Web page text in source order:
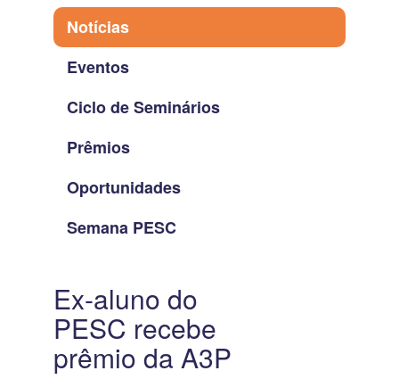
Notícias
Eventos
Ciclo de Seminários
Prêmios
Oportunidades
Semana PESC
Ex-aluno do
PESC recebe
prêmio da A3P